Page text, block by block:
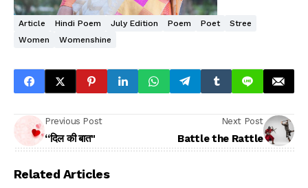
Article Hindi Poem July Edition Poem Poet
Stree
Women
Womenshine
Previous Post
“दिल की बात"
Next Post
Battle the Rattle
Related Articles